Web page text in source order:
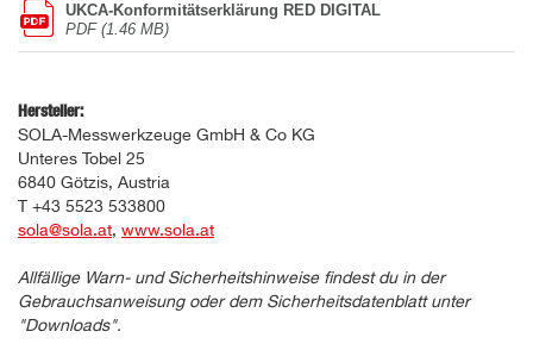
UKCA-Konformitätserklärung RED DIGITAL
PDF (1.46 MB)
Hersteller:
SOLA-Messwerkzeuge GmbH & Co KG
Unteres Tobel 25
6840 Götzis, Austria
T +43 5523 533800
sola@sola.at, www.sola.at
Allfällige Warn- und Sicherheitshinweise findest du in der
Gebrauchsanweisung oder dem Sicherheitsdatenblatt unter
"Downloads".